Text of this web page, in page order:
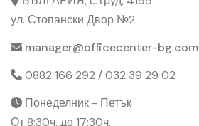
ул. Стопански Двор №2
manager@officecenter-bg.com
0882 166 292 / 032 39 29 02
Понеделник - Петък
От 8:30ч. до 17:30ч.